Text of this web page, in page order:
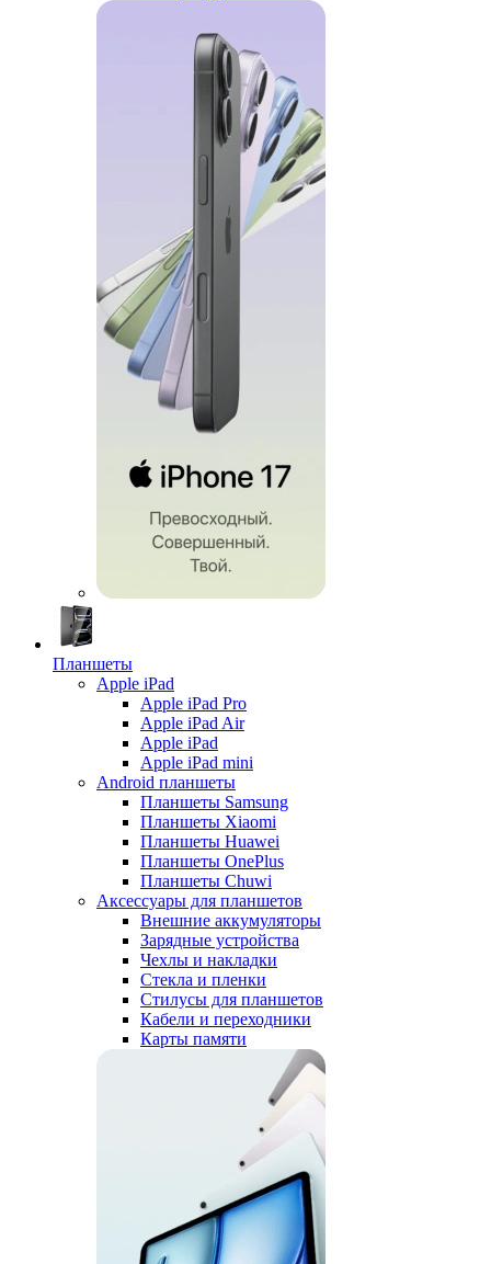
Планшеты
Apple iPad
Apple iPad Pro
Apple iPad Air
Apple iPad
Apple iPad mini
Android планшеты
Планшеты Samsung
Планшеты Xiaomi
Планшеты Huawei
Планшеты OnePlus
Планшеты Chuwi
Аксессуары для планшетов
Внешние аккумуляторы
Зарядные устройства
Чехлы и накладки
Стекла и пленки
Стилусы для планшетов
Кабели и переходники
Карты памяти